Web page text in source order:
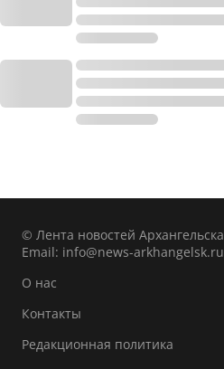
© Лента новостей Архангельска
Email: info@news-arkhangelsk.ru
О нас
Контакты
Редакционная политика